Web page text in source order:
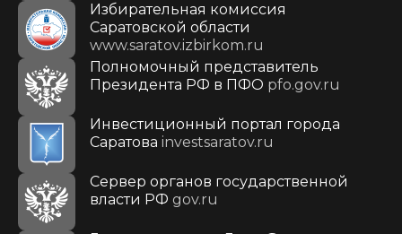
Избирательная комиссия
Саратовской области
www.saratov.izbirkom.ru
Полномочный представитель
Президента РФ в ПФО pfo.gov.ru
Инвестиционный портал города
Саратова investsaratov.ru
Сервер органов государственной
власти РФ gov.ru